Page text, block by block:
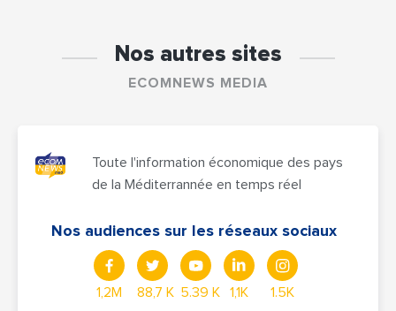
Nos autres sites
ECOMNEWS MEDIA
Toute l'information économique des pays
de la Méditerrannée en temps réel
Nos audiences sur les réseaux sociaux
1,2M 88,7 K 5.39 K 1,1K 1.5K